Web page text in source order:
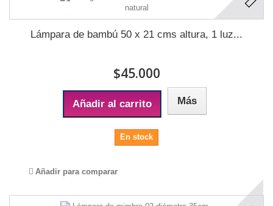
Lámpara de bambú 50 x 21 cms altura, 1 luz...
$45.000
Añadir al carrito Más
En stock
Añadir para comparar